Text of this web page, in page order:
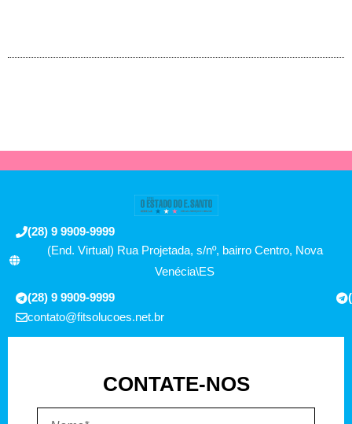
(28) 9 9909-9999
(End. Virtual) Rua Projetada, s/nº, bairro Centro, Nova
Venécia\ES
(28) 9 9909-9999
contato@fitsolucoes.net.br
CONTATE-NOS